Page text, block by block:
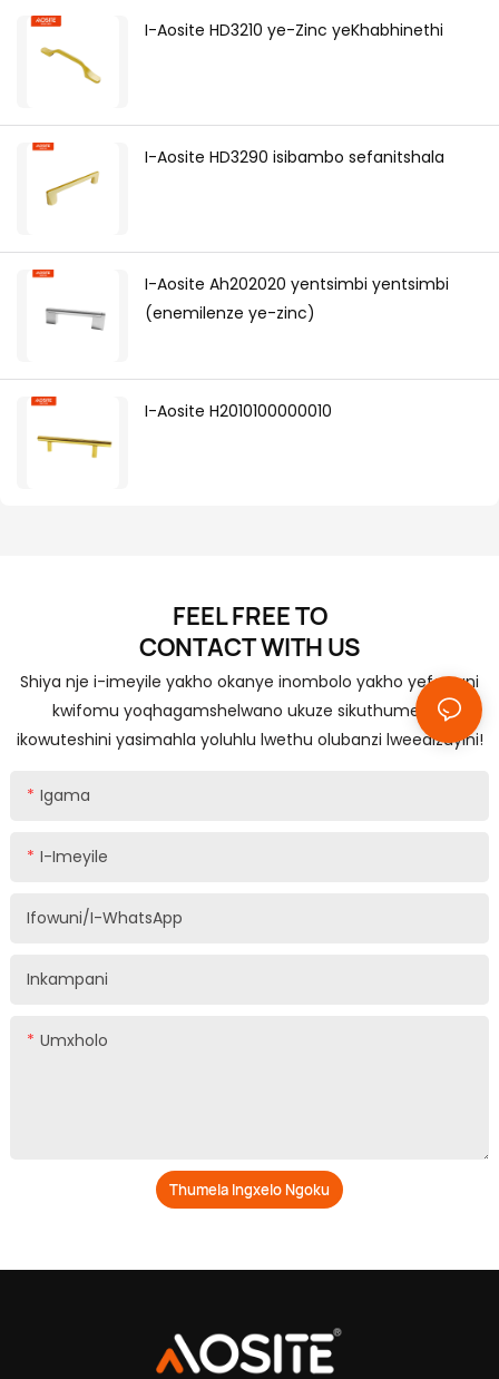
I-Aosite HD3210 ye-Zinc yeKhabhinethi
I-Aosite HD3290 isibambo sefanitshala
I-Aosite Ah202020 yentsimbi yentsimbi
(enemilenze ye-zinc)
I-Aosite H2010100000010
FEEL FREE TO
CONTACTWITH US
Shiya nje i-imeyile yakho okanye inombolo yakho yefowuni
kwifomu yoqhagamshelwano ukuze sikuthumelele
ikowuteshini yasimahla yoluhlu lwethu olubanzi lweedizayini!
Igama
I-Imeyile
Ifowuni/i-WhatsApp
Inkampani
Umxholo
Thumela Ingxelo Ngoku